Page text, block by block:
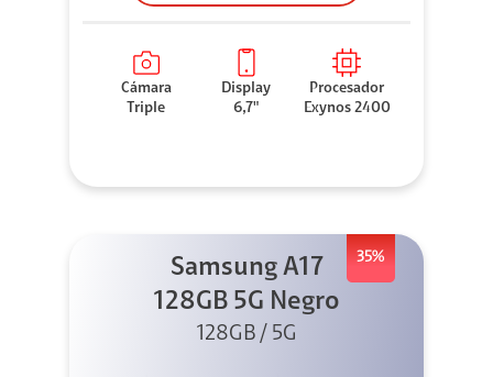
Cámara
Triple
Display
6,7"
Procesador
Exynos 2400
35%
Samsung A17
128GB 5G Negro
128GB / 5G